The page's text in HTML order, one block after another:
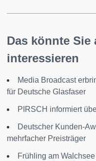
Das könnte Sie
interessieren
Media Broadcast
für Deutsche Glasfaser
PIRSCH informiert
Deutscher Kunden-
mehrfacher Preisträger
Frühling am